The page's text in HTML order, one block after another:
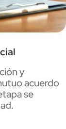
y
acuerdo
se